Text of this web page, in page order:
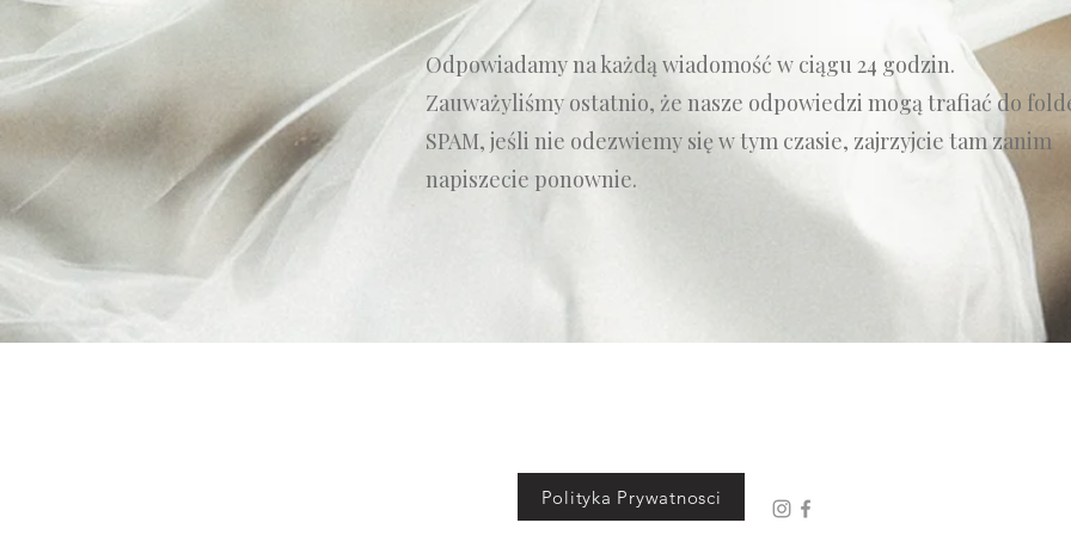
Odpowiadamy na każdą wiadomość w ciągu 24 godzin.
Zauważyliśmy ostatnio, że nasze odpowiedzi mogą trafiać do
SPAM, jeśli nie odezwiemy się w tym czasie, zajrzyjcie tam zanim
napiszecie ponownie.
Polityka Prywatnosci